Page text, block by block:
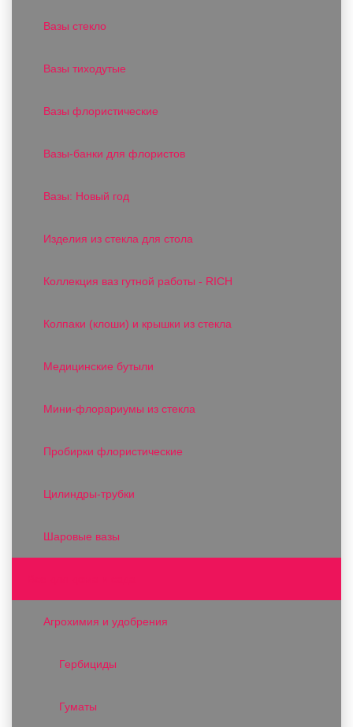
Вазы стекло
Вазы тиходутые
Вазы флористические
Вазы-банки для флористов
Вазы: Новый год
Изделия из стекла для стола
Коллекция ваз гутной работы - RICH
Колпаки (клоши) и крышки из стекла
Медицинские бутыли
Мини-флорариумы из стекла
Пробирки флористические
Цилиндры-трубки
Шаровые вазы
Агрохимия и удобрения
Гербициды
Гуматы